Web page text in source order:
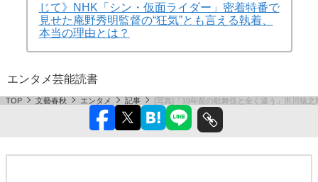
じて》NHK「シン・仮面ライダー」密着特番で
見せた庵野秀明監督の“狂気”とも言える執着、
本当の理由とは？
エンタメ芸能読書
TOP 文藝春秋 エンタメ 記事 [写真]「10年前の歌舞伎と全く違う」市川猿